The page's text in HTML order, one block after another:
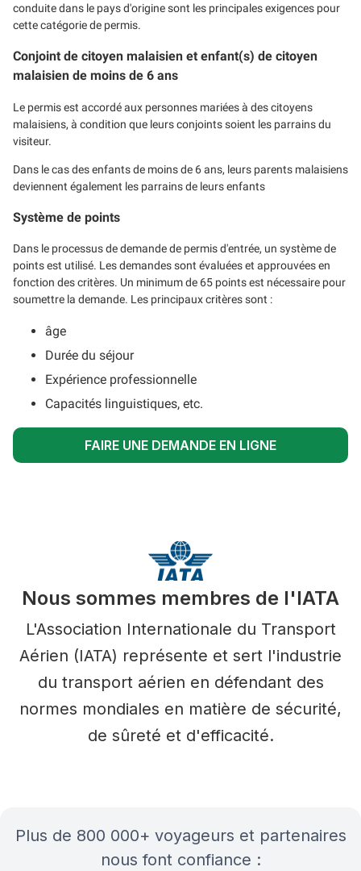
conduite dans le pays d'origine sont les principales exigences pour
cette catégorie de permis.
Conjoint de citoyen malaisien et enfant(s) de citoyen
malaisien de moins de 6 ans
Le permis est accordé aux personnes mariées à des citoyens
malaisiens, à condition que leurs conjoints soient les parrains du
visiteur.
Dans le cas des enfants de moins de 6 ans, leurs parents malaisiens
deviennent également les parrains de leurs enfants
Système de points
Dans le processus de demande de permis d'entrée, un système de
points est utilisé. Les demandes sont évaluées et approuvées en
fonction des critères. Un minimum de 65 points est nécessaire pour
soumettre la demande. Les principaux critères sont :
âge
Durée du séjour
Expérience professionnelle
Capacités linguistiques, etc.
FAIRE UNE DEMANDE EN LIGNE
Nous sommes membres de l'IATA
L'Association Internationale du Transport
Aérien (IATA) représente et sert l'industrie
du transport aérien en défendant des
normes mondiales en matière de sécurité,
de sûreté et d'efficacité.
plus de 800 000+ voyageurs et partenaires
nous font confiance :